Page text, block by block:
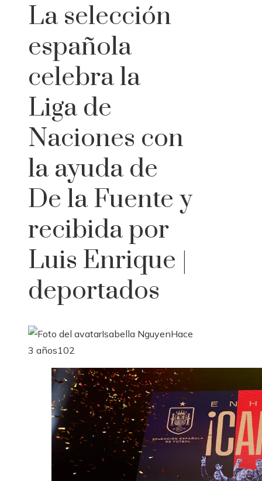
La selección
española
celebra la
Liga de
Naciones con
la ayuda de
De la Fuente y
recibida por
Luis Enrique |
deportados
Isabella NguyenHace
3 años102